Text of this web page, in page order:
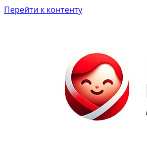
Перейти к контенту